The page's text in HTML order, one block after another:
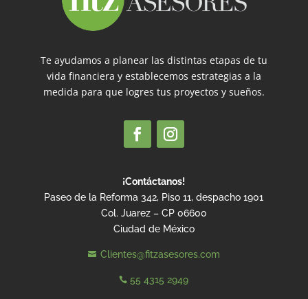
Te ayudamos a planear las distintas etapas de tu
vida financiera y establecemos estrategias a la
medida para que logres tus proyectos y sueños.
¡Contáctanos!
Paseo de la Reforma 342, Piso 11, despacho 1901
Col. Juarez – CP 06600
Ciudad de México
 Clientes@fitzasesores.com
 55 4315 2949